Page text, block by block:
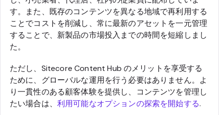
す。また、既存のコンテンツを異なる地域で再利用する
ことでコストを削減し、常に最新のアセットを一元管理
することで、新製品の市場投入までの時間を短縮しまし
た。
ただし、Sitecore Content Hub のメリットを享受する
ために、グローバルな運用を行う必要はありません。よ
り一貫性のある顧客体験を提供し、コンテンツを管理し
たい場合は、 利用可能なオプションの探索を開始する.